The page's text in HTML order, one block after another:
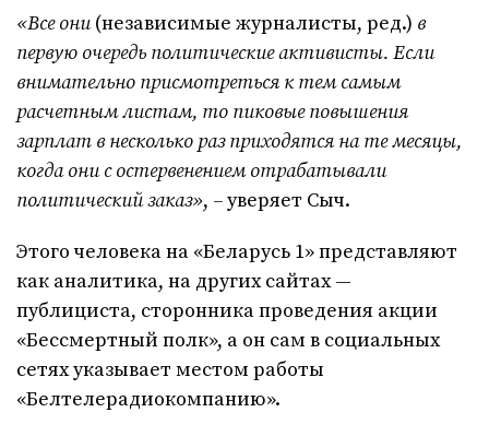
«Все они(независимые журналисты, ред.) в
первую очередь политические активисты. Если
внимательно присмотреться к тем самым
расчетным листам, то пиковые повышения
зарплат в несколько раз приходятся на те месяцы,
когда они с остервенением отрабатывали
политический заказ», –уверяет Сыч.
Этого человека на «Беларусь 1» представляют
как аналитика, на других сайтах —
публициста, сторонника проведения акции
«Бессмертный полк», а он сам в социальных
сетях указывает местом работы
«Белтелерадиокомпанию».